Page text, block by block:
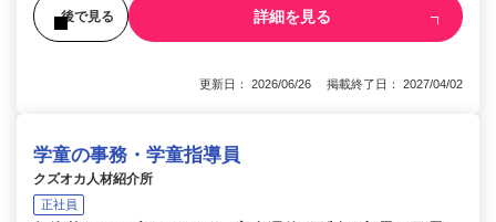
後で見る 詳細を見る
更新日： 2026/06/26 掲載終了日： 2027/04/02
学童の事務・学童指導員
クズオカ人材紹介所
正社員